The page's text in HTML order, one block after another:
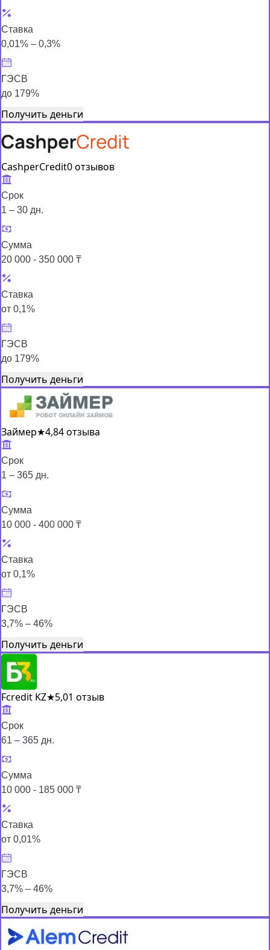
Ставка
0,01% – 0,3%
ГЭСВ
до 179%
Получить деньги
CashperCredit0 отзывов
Срок
1 – 30 дн.
Сумма
20 000 - 350 000 ₸
Ставка
от 0,1%
ГЭСВ
до 179%
Получить деньги
Займер★4,84 отзыва
Срок
1 – 365 дн.
Сумма
10 000 - 400 000 ₸
Ставка
от 0,1%
ГЭСВ
3,7% – 46%
Получить деньги
Fcredit KZ★5,01 отзыв
Срок
61 – 365 дн.
Сумма
10 000 - 185 000 ₸
Ставка
от 0,01%
ГЭСВ
3,7% – 46%
Получить деньги